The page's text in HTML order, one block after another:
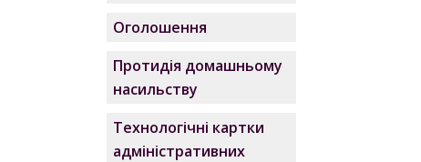
Оголошення
Протидія домашньому
насильству
Технологічні картки
адміністративних